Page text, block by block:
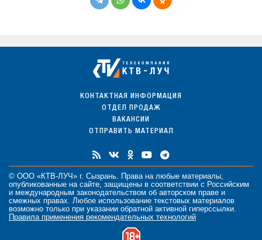
КОНТАКТНАЯ ИНФОРМАЦИЯ
ОТДЕЛ ПРОДАЖ
ВАКАНСИИ
ОТПРАВИТЬ МАТЕРИАЛ
© ООО «КТВ-ЛУЧ» г. Сызрань. Права на любые материалы,
опубликованные на сайте, защищены в соответствии с Российским
и международным законодательством об авторском праве и
смежных правах. Любое использование текстовых материалов
возможно только при указании обратной активной гиперссылки.
Правила применения рекомендательных технологий